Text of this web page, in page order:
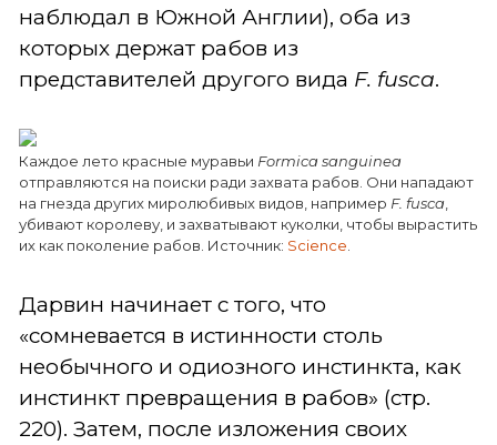
наблюдал в Южной Англии), оба из
которых держат рабов из
представителей другого вида F. fusca.
Каждое лето красные муравьи Formica sanguinea
отправляются на поиски ради захвата рабов. Они нападают
на гнезда других миролюбивых видов, например F. fusca
убивают королеву, и захватывают куколки, чтобы вырастить
их как поколение рабов. Источник: Science
Дарвин начинает с того, что
«сомневается в истинности столь
необычного и одиозного инстинкта, как
инстинкт превращения в рабов» (стр.
220). Затем, после изложения своих